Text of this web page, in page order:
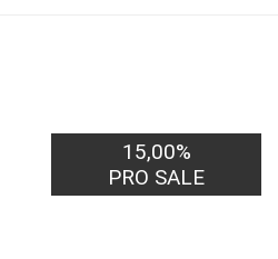
15,00%
PRO SALE